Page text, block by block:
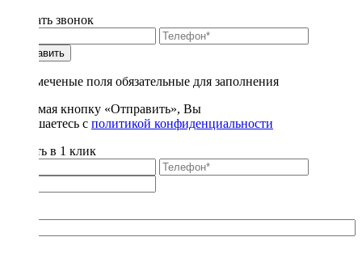
Заказать звонок
Отправить
* - отмеченые поля обязательные для заполнения
Нажимая кнопку «Отправить», Вы
соглашаетесь с политикой конфиденциальности
Купить в 1 клик